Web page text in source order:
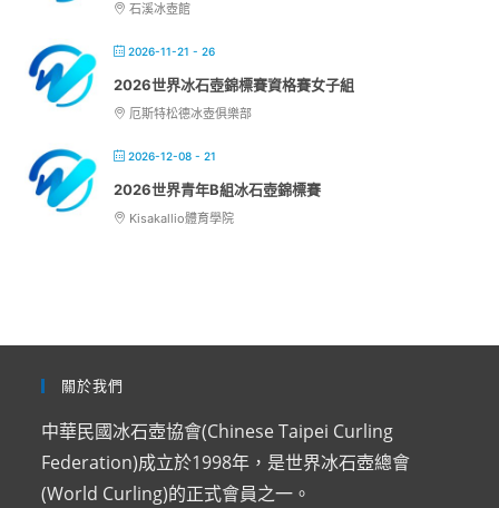
石溪冰壺館
2026-11-21 - 26
2026世界冰石壺錦標賽資格賽女子組
厄斯特松德冰壺俱樂部
2026-12-08 - 21
2026世界青年B組冰石壺錦標賽
Kisakallio體育學院
關於我們
中華民國冰石壺協會(Chinese Taipei Curling
Federation)成立於1998年，是世界冰石壺總會
(World Curling)的正式會員之一。